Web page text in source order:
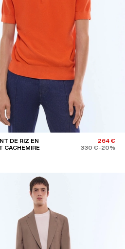
DE RIZ EN
CACHEMIRE
264 €
330 €-20%